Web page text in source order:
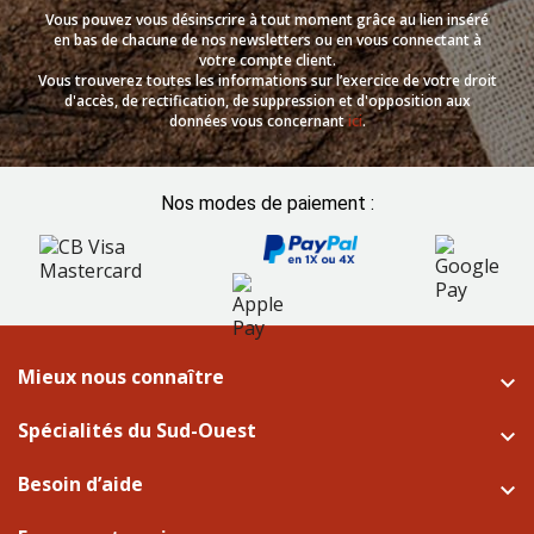
Vous pouvez vous désinscrire à tout moment grâce au lien inséré
en bas de chacune de nos newsletters ou en vous connectant à
votre compte client.
Vous trouverez toutes les informations sur l’exercice de votre droit
d'accès, de rectification, de suppression et d'opposition aux
données vous concernantici.
Nos modes de paiement :
Mieux nous connaître 
Spécialités du Sud-Ouest 
Besoin d’aide 